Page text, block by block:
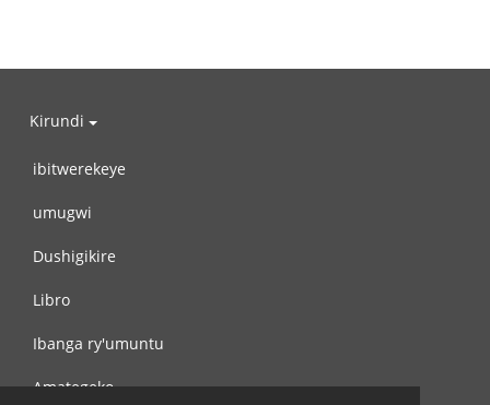
Kirundi
ibitwerekeye
umugwi
Dushigikire
Libro
Ibanga ry'umuntu
Amategeko